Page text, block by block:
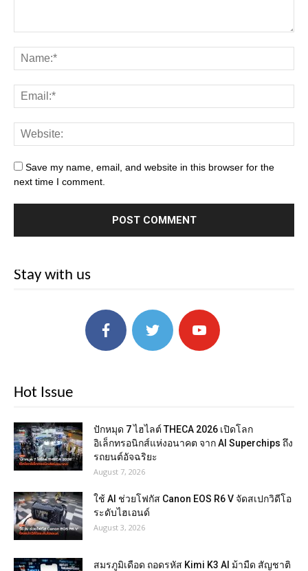
Save my name, email, and website in this browser for the
next time I comment.
Stay with us
Hot Issue
ปักหมุด 7 ไฮไลต์ THECA 2026 เปิดโลก
อิเล็กทรอนิกส์แห่งอนาคต จาก AI Superchips ถึง
รถยนต์อัจฉริยะ
August 7, 2026
ใช้ AI ช่วยโฟกัส Canon EOS R6 V จัดสเปกวิดีโอ
ระดับไฮเอนด์
August 3, 2026
สมรภูมิเดือด ถอดรหัส Kimi K3 AI ม้ามืด สัญชาติ